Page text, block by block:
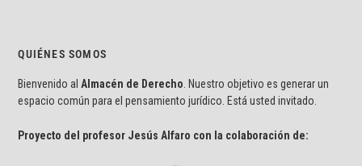
QUIÉNES SOMOS
Bienvenido al Almacén de Derecho . Nuestro objetivo es generar un
espacio común para el pensamiento jurídico. Está usted invitado.
Proyecto del profesor Jesús Alfaro con la colaboración de: